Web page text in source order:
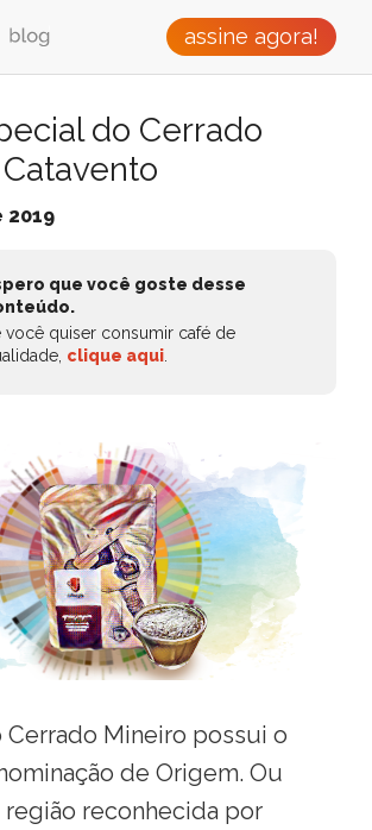
assine agora!
do Cerrado
2019
que você goste desse
você quiser consumir café de
clique aqui
Cerrado Mineiro possui o
de Origem. Ou
região reconhecida por